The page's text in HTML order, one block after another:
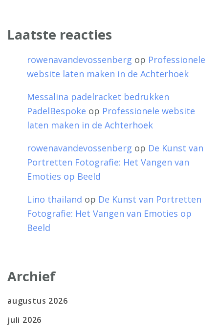
Laatste reacties
rowenavandevossenberg op Professionele
website laten maken in de Achterhoek
Messalina padelracket bedrukken
PadelBespoke op Professionele website
laten maken in de Achterhoek
rowenavandevossenberg op De Kunst van
Portretten Fotografie: Het Vangen van
Emoties op Beeld
Lino thailand op De Kunst van Portretten
Fotografie: Het Vangen van Emoties op
Beeld
Archief
augustus 2026
juli 2026